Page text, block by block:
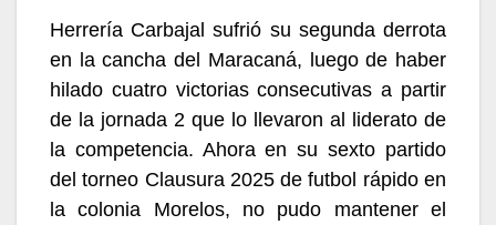
Herrería Carbajal sufrió su segunda derrota
en la cancha del Maracaná, luego de haber
hilado cuatro victorias consecutivas a partir
de la jornada 2 que lo llevaron al liderato de
la competencia. Ahora en su sexto partido
del torneo Clausura 2025 de futbol rápido en
la colonia Morelos, no pudo mantener el